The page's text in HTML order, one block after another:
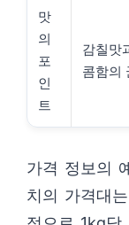
맛
의
포
인
트
감칠맛
콤함의
가격 정보의
치의 가격대